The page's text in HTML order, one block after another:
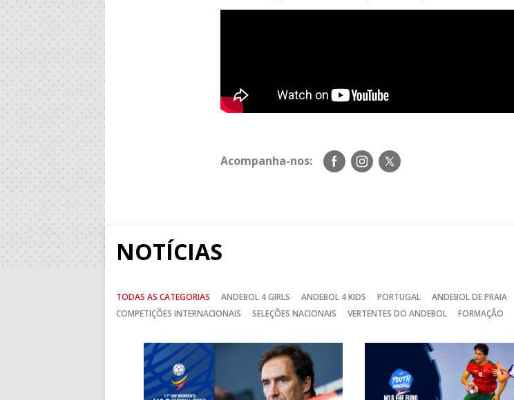
Acompanha-nos:
Siga-
nos
Siga-
nos
Siga-
nos
NOTÍCIAS
TODAS AS CATEGORIAS ANDEBOL 4 GIRLS ANDEBOL 4 KIDS PORTUGAL ANDEBOL DE PRAIA
COMPETIÇÕES INTERNACIONAIS
SELEÇÕES NACIONAIS VERTENTES DO ANDEBOL FORMAÇÃO
Anterior